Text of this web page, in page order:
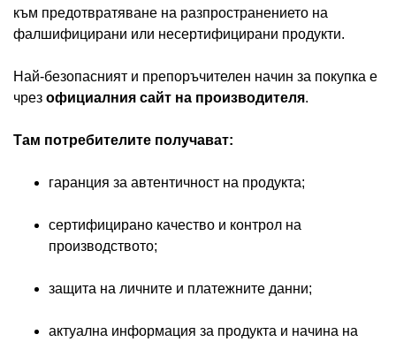
към предотвратяване на разпространението на
фалшифицирани или несертифицирани продукти.
Най-безопасният и препоръчителен начин за покупка е
чрез официалния сайт на производителя.
Там потребителите получават:
гаранция за автентичност на продукта;
сертифицирано качество и контрол на
производството;
защита на личните и платежните данни;
актуална информация за продукта и начина на